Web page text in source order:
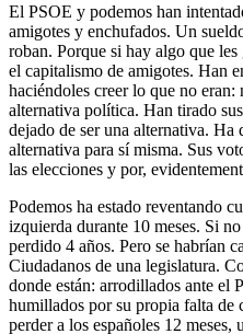
El PSOE y podemos han
amigotes y enchufados. Un
roban. Porque si hay algo que
el capitalismo de amigotes. Han
haciéndoles creer lo que no
alternativa política. Han tirado
dejado de ser una alternativa. Ha
alternativa para sí misma. Sus
las elecciones y por,
Podemos ha estado reventando
izquierda durante 10 meses. Si
perdido 4 años. Pero se habrían
Ciudadanos de una legislatura.
donde están: arrodillados ante el
humillados por su propia falta de
perder a los españoles 12 meses,